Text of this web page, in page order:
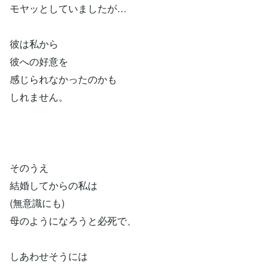
モヤッとしていましたが…
彼は私から
彼への好意を
感じられなかったのかも
しれません。
そのうえ
結婚してからの私は
(無意識にも)
母のようになろうと必死で、
しあわせそうには